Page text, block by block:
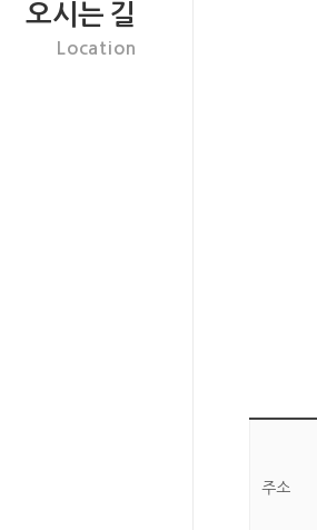
오시는 길
Location
주소